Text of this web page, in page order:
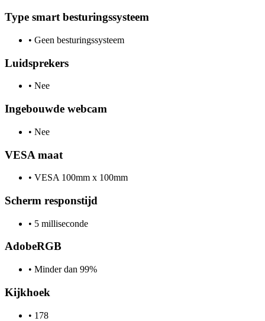
Type smart besturingssysteem
• Geen besturingssysteem
Luidsprekers
• Nee
Ingebouwde webcam
• Nee
VESA maat
• VESA 100mm x 100mm
Scherm responstijd
• 5 milliseconde
AdobeRGB
• Minder dan 99%
Kijkhoek
• 178